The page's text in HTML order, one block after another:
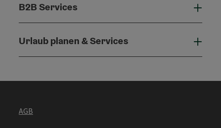
B2B Services
Urlaub planen & Services
AGB